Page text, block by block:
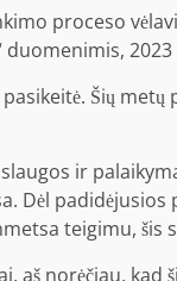
proceso
duomenimis, 2023
Šių
ir
Dėl
teigimu, šis
aš norėčiau,